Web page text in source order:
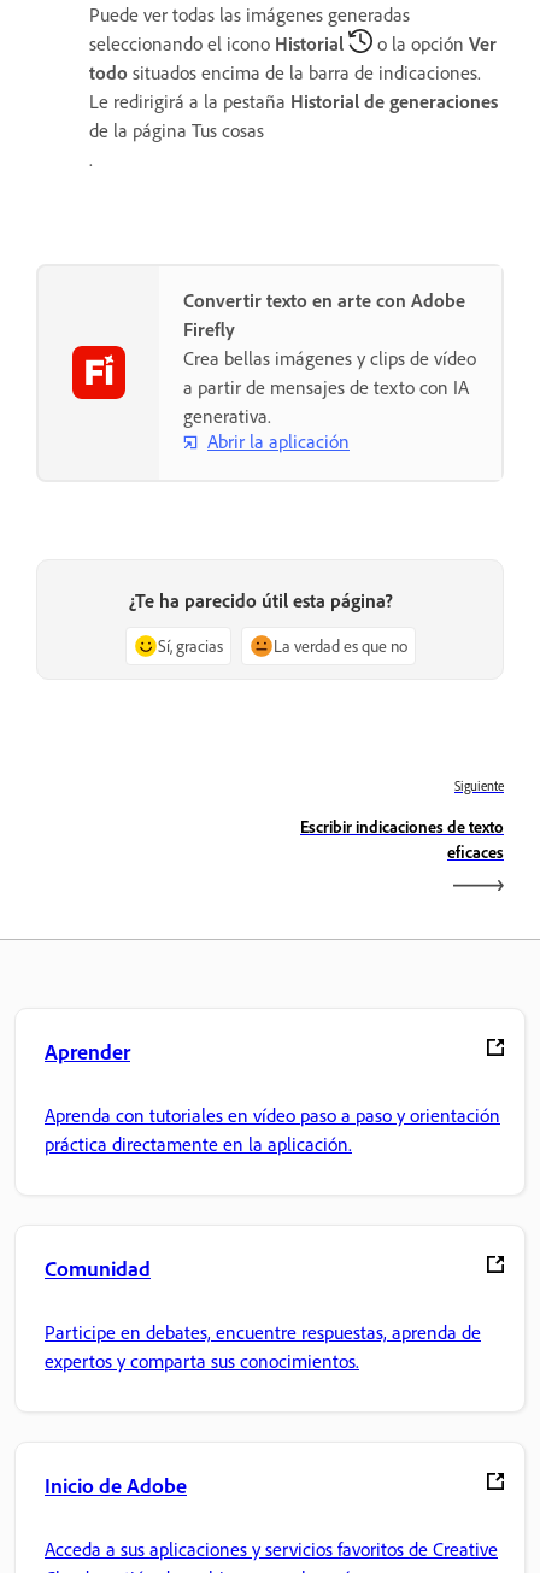
Puede ver todas las imágenes generadas
seleccionando el icono Historial o la opción Ver
todo situados encima de la barra de indicaciones.
Le redirigirá a la pestaña Historial de generaciones
de la página Tus cosas
.
Convertir texto en arte con Adobe
Firefly
Crea bellas imágenes y clips de vídeo
a partir de mensajes de texto con IA
generativa.
Abrir la aplicación
¿Te ha parecido útil esta página?
Sí, gracias La verdad es que no
Siguiente
Escribir indicaciones de texto
eficaces
Aprender
Aprenda con tutoriales en vídeo paso a paso y orientación
práctica directamente en la aplicación.
Comunidad
Participe en debates, encuentre respuestas, aprenda de
expertos y comparta sus conocimientos.
Inicio de Adobe
Acceda a sus aplicaciones y servicios favoritos de Creative